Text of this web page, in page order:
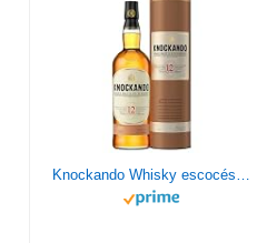
Knockando Whisky escocés puro de malta de Speyside - 0.7 L